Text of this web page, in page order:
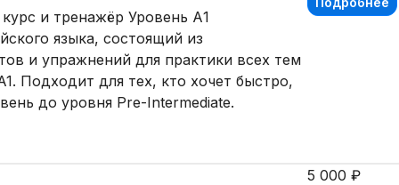
и тренажёр Уровень А1
языка, состоящий из
и упражнений для практики всех тем
Подходит для тех, кто хочет быстро,
до уровня Pre-Intermediate.
5 000 ₽